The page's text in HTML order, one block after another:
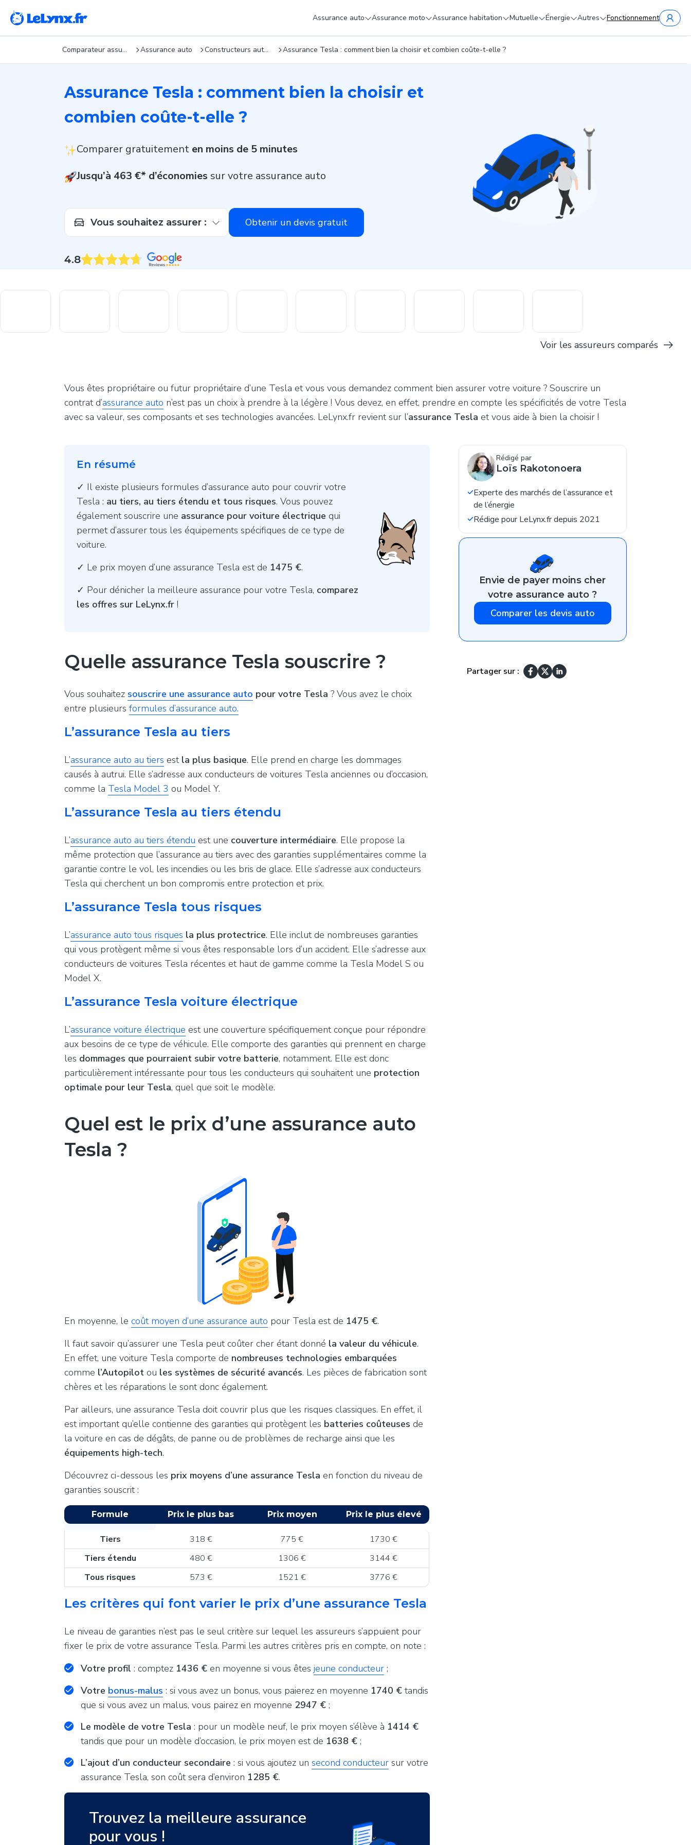
Assurance auto Assurance moto Assurance habitation Mutuelle Énergie Autres Fonctionnement
Comparateur assurance : devis gratuits en 5 min Assurance auto Constructeurs automobiles Assurance Tesla : comment bien la choisir et combien coûte-t-elle ?
Assurance Tesla : comment bien la choisir et
combien coûte-t-elle ?
Comparer gratuitement en moins de 5 minutes
Jusqu’à 463 €* d’économies sur votre assurance auto
Vous souhaitez assurer : Obtenir un devis gratuit
4.8
Voir les assureurs comparés
Vous êtes propriétaire ou futur propriétaire d’une Tesla et vous vous demandez comment bien assurer votre voiture ? Souscrire un
contrat d’assurance auto n’est pas un choix à prendre à la légère ! Vous devez, en effet, prendre en compte les spécificités de votre Tesla
avec sa valeur, ses composants et ses technologies avancées. LeLynx.fr revient sur l’assurance Tesla et vous aide à bien la choisir !
En résumé
✓ Il existe plusieurs formules d’assurance auto pour couvrir votre
Tesla : au tiers, au tiers étendu et tous risques. Vous pouvez
également souscrire une assurance pour voiture électrique qui
permet d’assurer tous les équipements spécifiques de ce type de
voiture.
✓ Le prix moyen d’une assurance Tesla est de 1475 €.
✓ Pour dénicher la meilleure assurance pour votre Tesla, comparez
les offres sur LeLynx.fr !
Quelle assurance Tesla souscrire ?
Vous souhaitez souscrire une assurance auto pour votre Tesla ? Vous avez le choix
entre plusieurs formules d’assurance auto.
L’assurance Tesla au tiers
L’assurance auto au tiers est la plus basique. Elle prend en charge les dommages
causés à autrui. Elle s’adresse aux conducteurs de voitures Tesla anciennes ou d’occasion,
comme la Tesla Model 3 ou Model Y.
L’assurance Tesla au tiers étendu
L’assurance auto au tiers étendu est une couverture intermédiaire. Elle propose la
même protection que l’assurance au tiers avec des garanties supplémentaires comme la
garantie contre le vol, les incendies ou les bris de glace. Elle s’adresse aux conducteurs
Tesla qui cherchent un bon compromis entre protection et prix.
L’assurance Tesla tous risques
L’assurance auto tous risques la plus protectrice. Elle inclut de nombreuses garanties
qui vous protègent même si vous êtes responsable lors d’un accident. Elle s’adresse aux
conducteurs de voitures Tesla récentes et haut de gamme comme la Tesla Model S ou
Model X.
L’assurance Tesla voiture électrique
L’assurance voiture électrique est une couverture spécifiquement conçue pour répondre
aux besoins de ce type de véhicule. Elle comporte des garanties qui prennent en charge
les dommages que pourraient subir votre batterie, notamment. Elle est donc
particulièrement intéressante pour tous les conducteurs qui souhaitent une protection
optimale pour leur Tesla, quel que soit le modèle.
Quel est le prix d’une assurance auto
Tesla ?
En moyenne, le coût moyen d’une assurance auto pour Tesla est de 1475 €.
Il faut savoir qu’assurer une Tesla peut coûter cher étant donné la valeur du véhicule.
En effet, une voiture Tesla comporte de nombreuses technologies embarquées
comme l’Autopilot ou les systèmes de sécurité avancés. Les pièces de fabrication sont
chères et les réparations le sont donc également.
Par ailleurs, une assurance Tesla doit couvrir plus que les risques classiques. En effet, il
est important qu’elle contienne des garanties qui protègent les batteries coûteuses de
la voiture en cas de dégâts, de panne ou de problèmes de recharge ainsi que les
équipements high-tech.
Découvrez ci-dessous les prix moyens d’une assurance Tesla en fonction du niveau de
garanties souscrit :
Formule Prix le plus bas Prix moyen Prix le plus élevé
Tiers 318 € 775 € 1730 €
Tiers étendu
480 € 1306 € 3144 €
Tous risques
573 € 1521 € 3776 €
Les critères qui font varier le prix d’une assurance Tesla
Le niveau de garanties n’est pas le seul critère sur lequel les assureurs s’appuient pour
fixer le prix de votre assurance Tesla. Parmi les autres critères pris en compte, on note :
Votre profil : comptez 1436 € en moyenne si vous êtes jeune conducteur ;
Votre bonus-malus : si vous avez un bonus, vous paierez en moyenne 1740 € tandis
que si vous avez un malus, vous pairez en moyenne 2947 € ;
Le modèle de votre Tesla : pour un modèle neuf, le prix moyen s’élève à 1414 €
tandis que pour un modèle d’occasion, le prix moyen est de 1638 € ;
L’ajout d’un conducteur secondaire : si vous ajoutez un second conducteur sur votre
assurance Tesla, son coût sera d’environ 1285 €.
Trouvez la meilleure assurance
pour vous !
Rédigé par
Loïs Rakotonoera
Experte des marchés de l’assurance et
de l’énergie
Rédige pour LeLynx.fr depuis 2021
Envie de payer moins cher
votre assurance auto ?
Comparer les devis auto
Partager sur :